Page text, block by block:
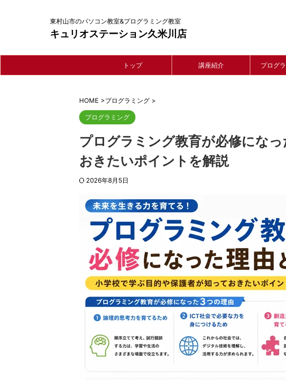
東村山市のパソコン教室&プログラミング教室
キュリオステーション久米川店
トップ 講座紹介 プログ
HOME >プログラミング >
プログラミング
プログラミング教育が必修にな
おきたいポイントを解説
2026年8月5日